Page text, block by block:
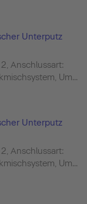
Unterputz
Anschlussart:
Um...
Unterputz
Anschlussart:
Um...